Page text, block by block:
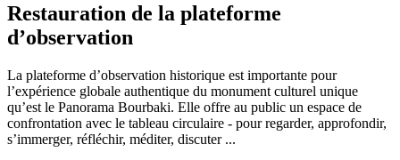
Restauration de la plateforme
d’observation
La plateforme d’observation historique est importante pour
l’expérience globale authentique du monument culturel unique
qu’est le Panorama Bourbaki. Elle offre au public un espace de
confrontation avec le tableau circulaire - pour regarder, approfondir,
s’immerger, réfléchir, méditer, discuter ...